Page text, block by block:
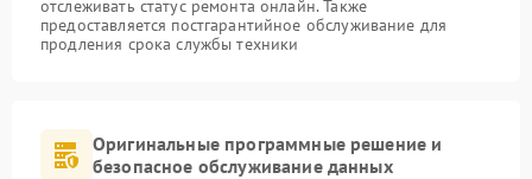
отслеживать статус ремонта онлайн. Также
предоставляется постгарантийное обслуживание для
продления срока службы техники
Оригинальные программные решение и
безопасное обслуживание данных